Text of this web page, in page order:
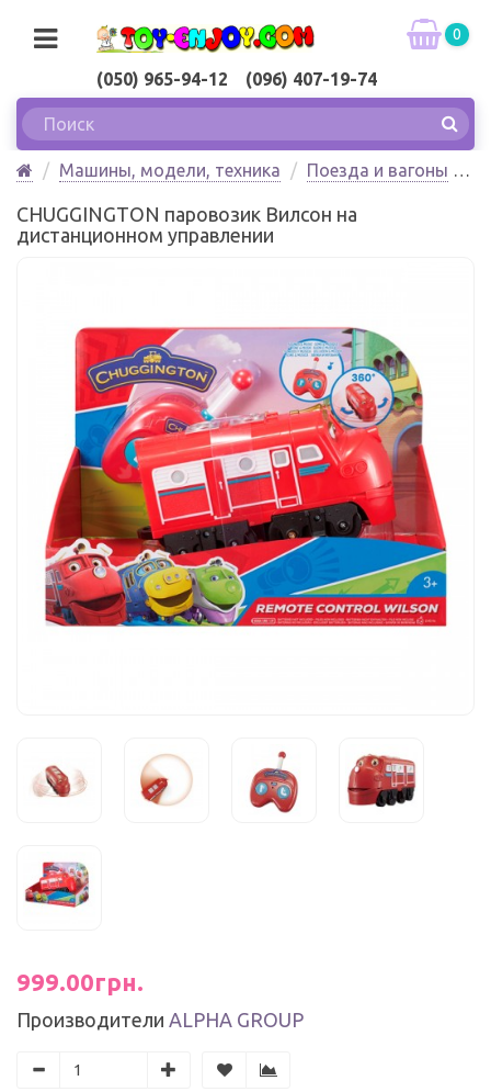
(050) 965-94-12 (096) 407-19-74
0
Машины, модели, техника
Поезда и вагоны
дистанционном управлении
CHUGGINGTON паровозик Вилсон на
дистанционном управлении
999.00грн.
Производители ALPHA GROUP